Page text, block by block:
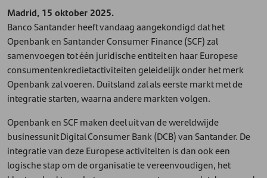
Madrid, 15 oktober 2025.
Banco Santander heeft vandaag aangekondigd dat het
Openbank en Santander Consumer Finance (SCF) zal
samenvoegen tot één juridische entiteit en haar Europese
consumentenkredietactiviteiten geleidelijk onder het merk
Openbank zal voeren. Duitsland zal als eerste markt met de
integratie starten, waarna andere markten volgen.
Openbank en SCF maken deel uit van de wereldwijde
businessunit Digital Consumer Bank (DCB) van Santander. De
integratie van deze Europese activiteiten is dan ook een
logische stap om de organisatie te vereenvoudigen, het